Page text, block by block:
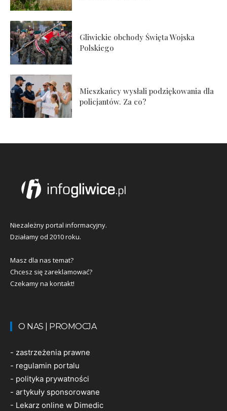
Gliwickie obchody Święta Wojska
Polskiego
Mieszkańcy wysłali podziękowania dla
policjantów. Za co?
Niezależny portal informacyjny.
Działamy od 2010 roku.
Masz dla nas temat?
Chcesz się zareklamować?
Czekamy na kontakt!
O NAS | PROMOCJA
- zastrzeżenia prawne
- regulamin portalu
- polityka prywatności
- artykuły sponsorowane
- Lekarz online w Dimedic